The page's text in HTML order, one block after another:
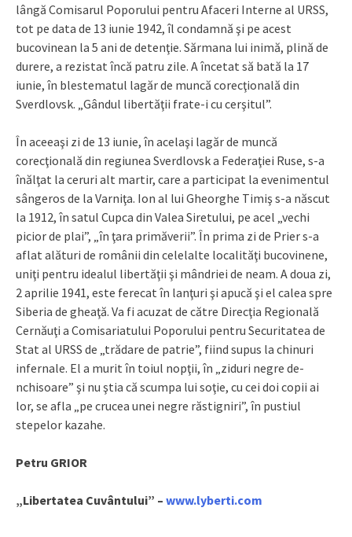
lângă Comisarul Poporului pentru Afaceri Interne al URSS,
tot pe data de 13 iunie 1942, îl condamnă şi pe acest
bucovinean la 5 ani de detenţie. Sărmana lui inimă, plină de
durere, a rezistat încă patru zile. A încetat să bată la 17
iunie, în blestematul lagăr de muncă corecţională din
Sverdlovsk. „Gândul libertăţii frate-i cu cerşitul”.
În aceeaşi zi de 13 iunie, în acelaşi lagăr de muncă
corecţională din regiunea Sverdlovsk a Federaţiei Ruse, s-a
înălţat la ceruri alt martir, care a participat la evenimentul
sângeros de la Varniţa. Ion al lui Gheorghe Timiş s-a născut
la 1912, în satul Cupca din Valea Siretului, pe acel „vechi
picior de plai”, „în ţara primăverii”. În prima zi de Prier s-a
aflat alături de românii din celelalte localităţi bucovinene,
uniţi pentru idealul libertăţii şi mândriei de neam. A doua zi,
2 aprilie 1941, este ferecat în lanţuri şi apucă şi el calea spre
Siberia de gheaţă. Va fi acuzat de către Direcţia Regională
Cernăuţi a Comisariatului Poporului pentru Securitatea de
Stat al URSS de „trădare de patrie”, fiind supus la chinuri
infernale. El a murit în toiul nopţii, în „ziduri negre de-
nchisoare” şi nu ştia că scumpa lui soţie, cu cei doi copii ai
lor, se afla „pe crucea unei negre răstigniri”, în pustiul
stepelor kazahe.
Petru GRIOR
„Libertatea Cuvântului” – www.lyberti.com